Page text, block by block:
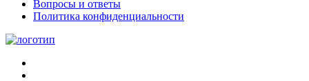
Вопросы и ответы
Политика конфиденциальности